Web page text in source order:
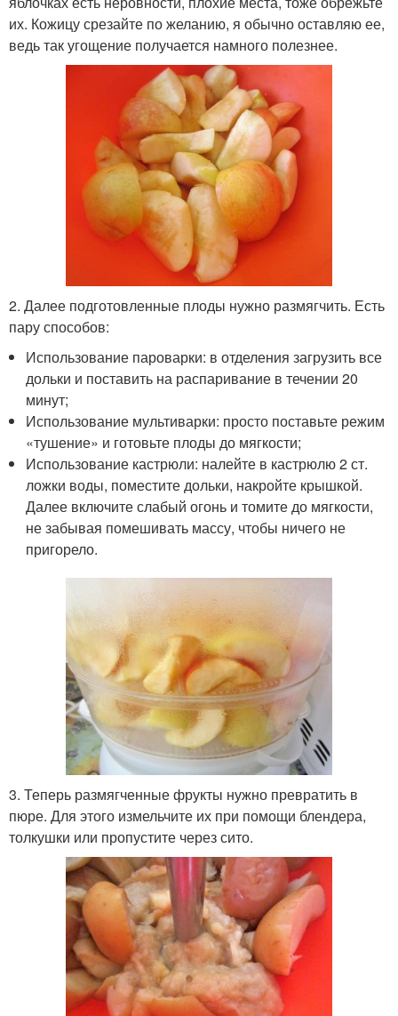
их. Кожицу срезайте по желанию, я обычно оставляю ее,
ведь так угощение получается намного полезнее.
2. Далее подготовленные плоды нужно размягчить. Есть
пару способов:
Использование пароварки: в отделения загрузить все
дольки и поставить на распаривание в течении 20
минут;
Использование мультиварки: просто поставьте режим
«тушение» и готовьте плоды до мягкости;
Использование кастрюли: налейте в кастрюлю 2 ст.
ложки воды, поместите дольки, накройте крышкой.
Далее включите слабый огонь и томите до мягкости,
не забывая помешивать массу, чтобы ничего не
пригорело.
3. Теперь размягченные фрукты нужно превратить в
пюре. Для этого измельчите их при помощи блендера,
толкушки или пропустите через сито.